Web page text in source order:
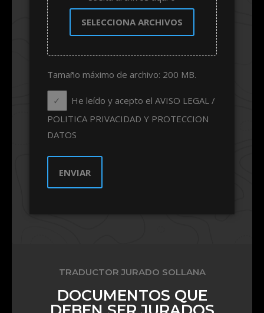
SELECCIONA ARCHIVOS
Tamaño máximo de archivo: 200 MB.
He leído y acepto el AVISO LEGAL /
POLITICA PRIVACIDAD Y PROTECCION
DATOS
TRADUCTOR JURADO SOLLANA
DOCUMENTOS QUE